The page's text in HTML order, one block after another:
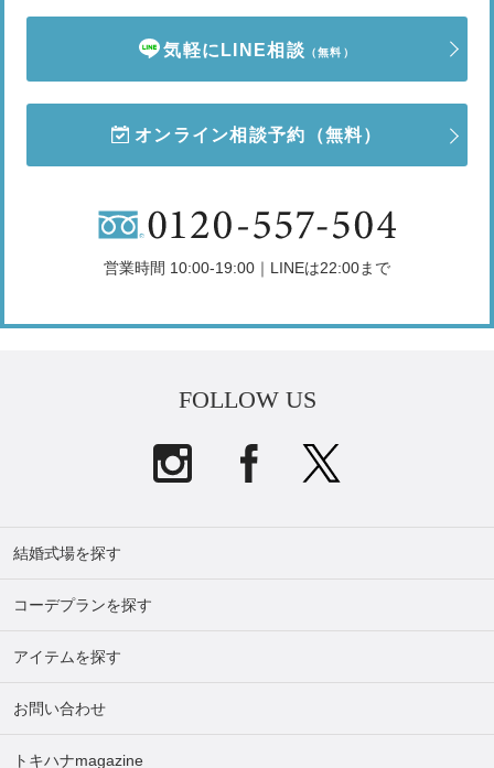
気軽にLINE相談 （無料）
オンライン相談予約 （無料）
営業時間 10:00-19:00｜LINEは22:00まで
FOLLOW US
結婚式場を探す
コーデプランを探す
アイテムを探す
お問い合わせ
トキハナmagazine